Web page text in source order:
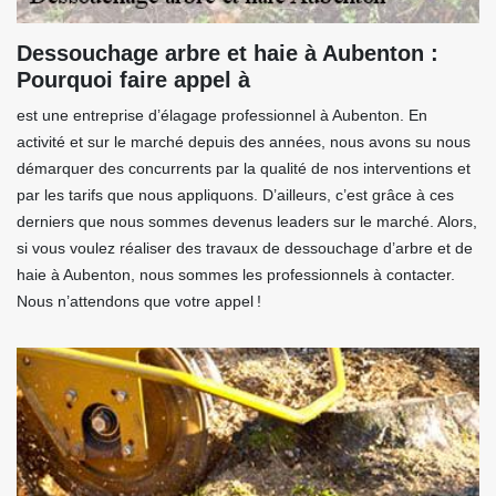
Dessouchage arbre et haie à Aubenton :
Pourquoi faire appel à
est une entreprise d’élagage professionnel à Aubenton. En
activité et sur le marché depuis des années, nous avons su nous
démarquer des concurrents par la qualité de nos interventions et
par les tarifs que nous appliquons. D’ailleurs, c’est grâce à ces
derniers que nous sommes devenus leaders sur le marché. Alors,
si vous voulez réaliser des travaux de dessouchage d’arbre et de
haie à Aubenton, nous sommes les professionnels à contacter.
Nous n’attendons que votre appel !